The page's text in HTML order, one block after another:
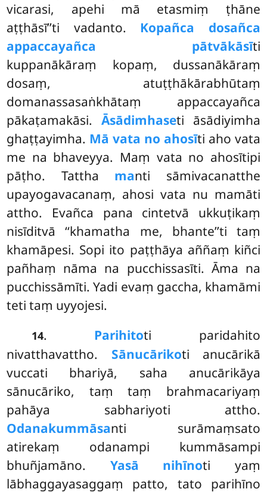
vicarasi, apehi mā etasmiṃ ṭhāne
aṭṭhāsī’’ti vadanto. Kopañca dosañca
appaccayañca pātvākāsīti
kuppanākāraṃ kopaṃ, dussanākāraṃ
dosaṃ, atuṭṭhākārabhūtaṃ
domanassasaṅkhātaṃ appaccayañca
pākaṭamakāsi. Āsādimhaseti āsādiyimha
ghaṭṭayimha. Mā vata no ahosīti aho vata
me na bhaveyya. Maṃ vata no ahosītipi
pāṭho. Tattha manti sāmivacanatthe
upayogavacanaṃ, ahosi vata nu mamāti
attho. Evañca pana cintetvā ukkuṭikaṃ
nisīditvā ‘‘khamatha me, bhante’’ti taṃ
khamāpesi. Sopi ito paṭṭhāya aññaṃ kiñci
pañhaṃ nāma na pucchissasīti. Āma na
pucchissāmīti. Yadi evaṃ gaccha, khamāmi
teti taṃ uyyojesi.
14. Parihitoti paridahito
nivatthavattho. Sānucārikoti anucārikā
vuccati bhariyā, saha anucārikāya
sānucāriko, taṃ taṃ brahmacariyaṃ
pahāya sabhariyoti attho.
Odanakummāsanti surāmaṃsato
atirekaṃ odanampi kummāsampi
bhuñjamāno. Yasā nihīnoti yaṃ
lābhaggayasaggaṃ patto, tato parihīno